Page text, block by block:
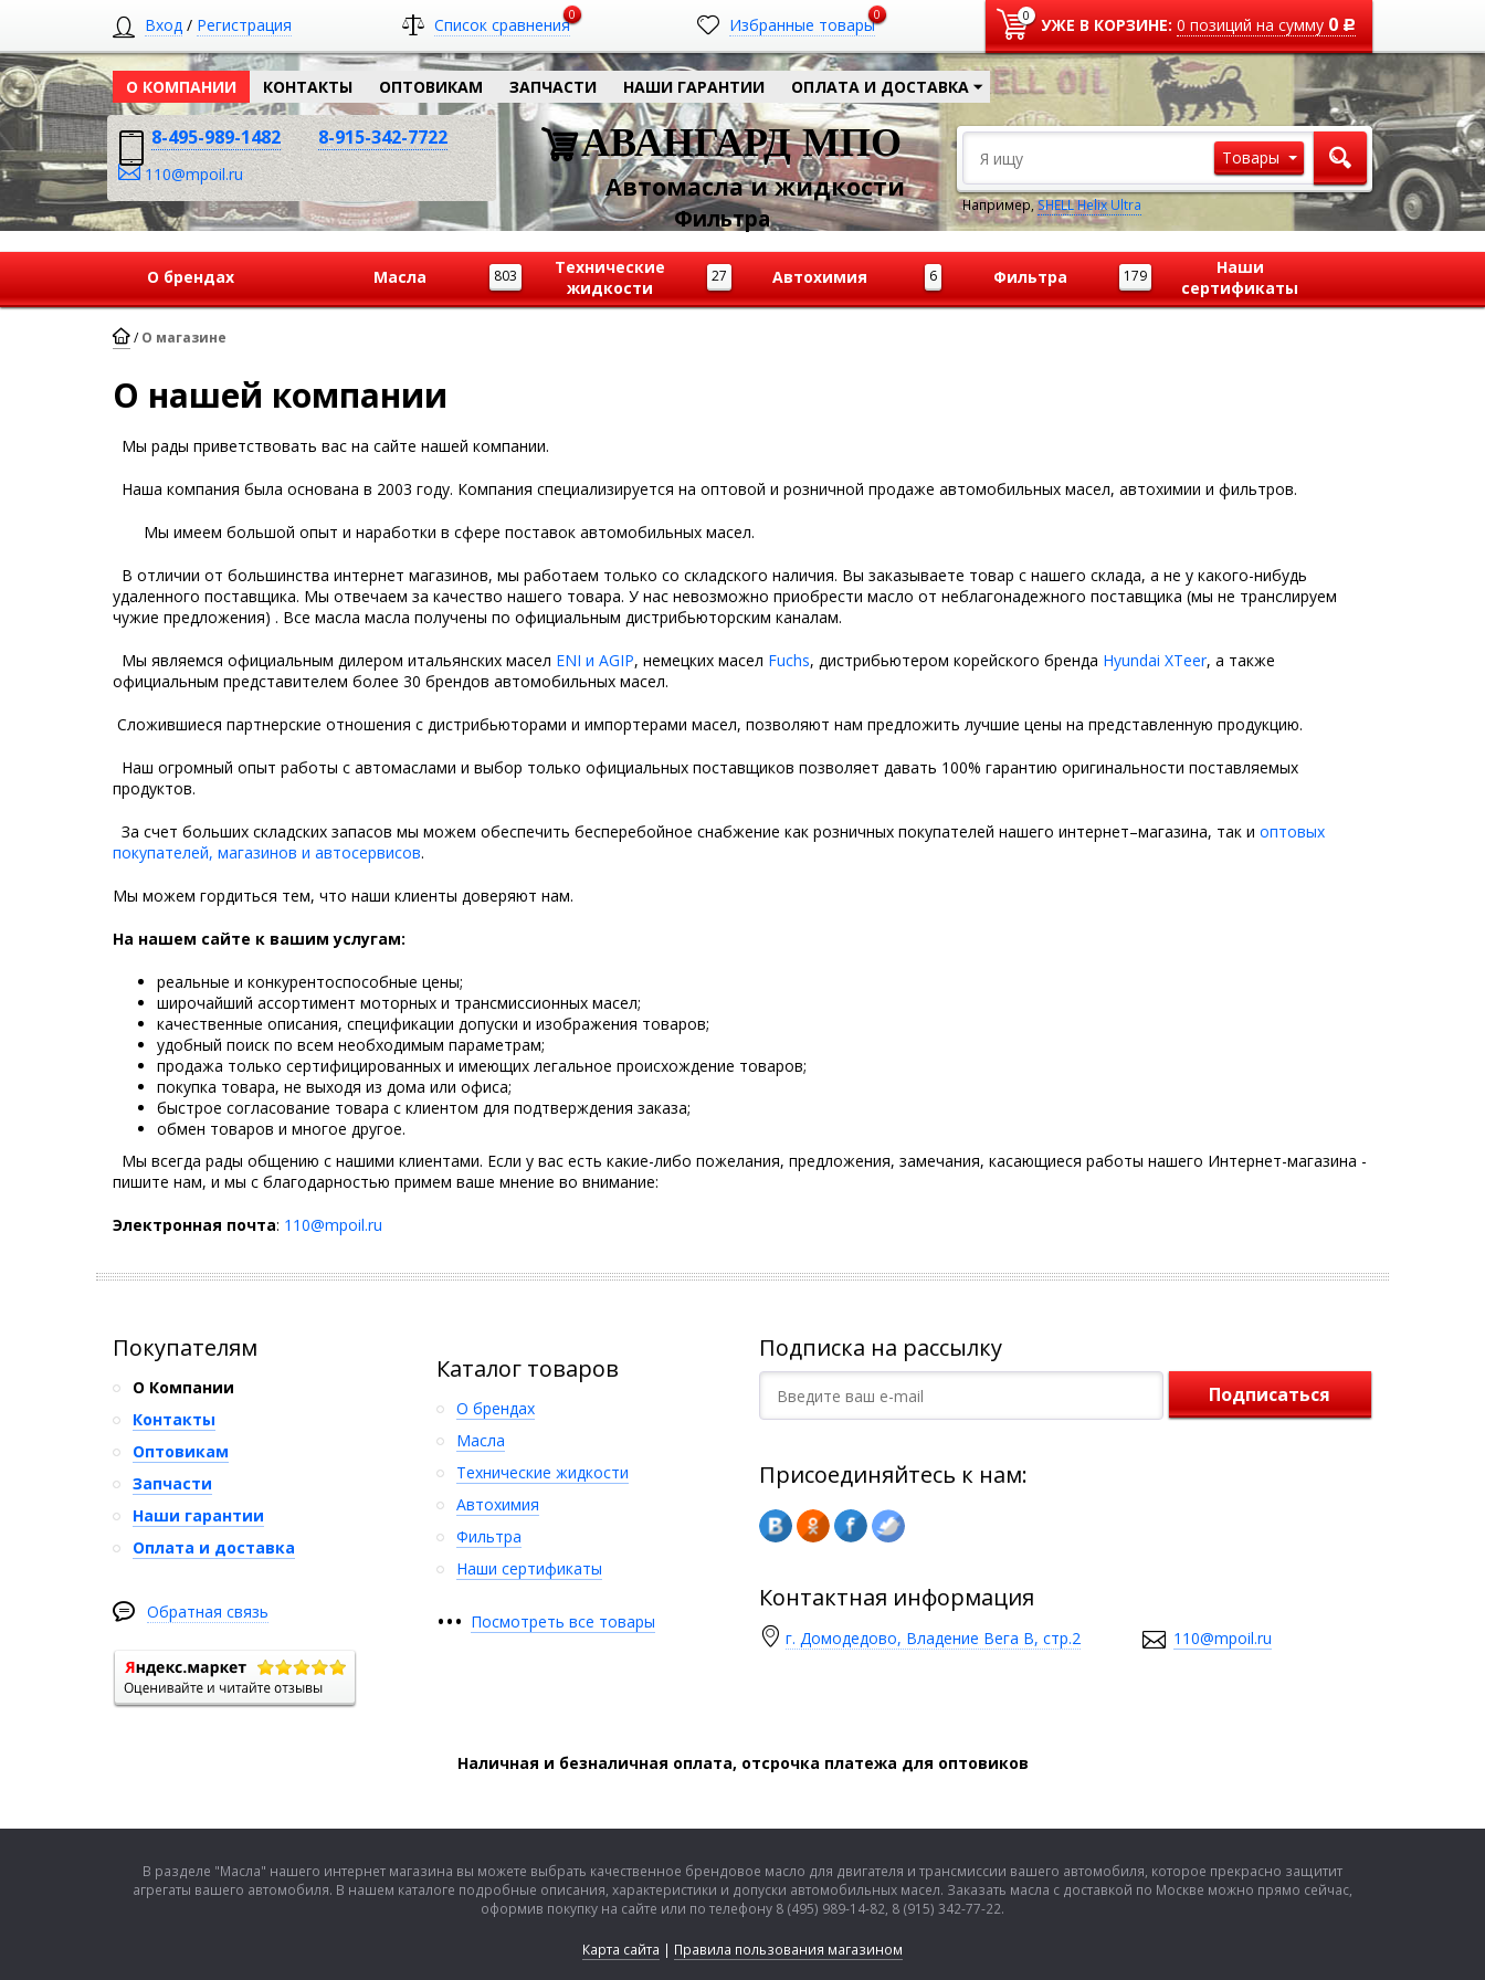
Вход / Регистрация Список сравнения0 Избранные товары0 0 УЖЕ В КОРЗИНЕ: 0 позиций на сумму 0 Р
О КОМПАНИИ КОНТАКТЫ ОПТОВИКАМ ЗАПЧАСТИ НАШИ ГАРАНТИИ ОПЛАТА И ДОСТАВКА
АВАНГАРД МПО
Автомасла и жидкости
Фильтра
8-495-989-1482 8-915-342-7722
110@mpoil.ru
Товары
Например,SHELL Helix Ultra
О брендах 803
Масла 27
Технические
жидкости
6
Автохимия 179
Фильтра
Наши
сертификаты
/ О магазине
О нашей компании
Мы рады приветствовать вас на сайте нашей компании.
Наша компания была основана в 2003 году. Компания специализируется на оптовой и розничной продаже автомобильных масел, автохимии и фильтров.
Мы имеем большой опыт и наработки в сфере поставок автомобильных масел.
В отличии от большинства интернет магазинов, мы работаем только со складского наличия. Вы заказываете товар с нашего склада, а не у какого-нибудь
удаленного поставщика. Мы отвечаем за качество нашего товара. У нас невозможно приобрести масло от неблагонадежного поставщика (мы не транслируем
чужие предложения) . Все масла масла получены по официальным дистрибьюторским каналам.
Мы являемся официальным дилером итальянских масел ENI и AGIP, немецких масел Fuchs, дистрибьютером корейского бренда Hyundai XTeer, а также
официальным представителем более 30 брендов автомобильных масел.
Сложившиеся партнерские отношения с дистрибьюторами и импортерами масел, позволяют нам предложить лучшие цены на представленную продукцию.
Наш огромный опыт работы с автомаслами и выбор только официальных поставщиков позволяет давать 100% гарантию оригинальности поставляемых
продуктов.
За счет больших складских запасов мы можем обеспечить бесперебойное снабжение как розничных покупателей нашего интернет–магазина, так и оптовых
покупателей, магазинов и автосервисов.
Мы можем гордиться тем, что наши клиенты доверяют нам.
На нашем сайте к вашим услугам:
реальные и конкурентоспособные цены;
широчайший ассортимент моторных и трансмиссионных масел;
качественные описания, спецификации допуски и изображения товаров;
удобный поиск по всем необходимым параметрам;
продажа только сертифицированных и имеющих легальное происхождение товаров;
покупка товара, не выходя из дома или офиса;
быстрое согласование товара с клиентом для подтверждения заказа;
обмен товаров и многое другое.
Мы всегда рады общению с нашими клиентами. Если у вас есть какие-либо пожелания, предложения, замечания, касающиеся работы нашего Интернет-магазина -
пишите нам, и мы с благодарностью примем ваше мнение во внимание:
Электронная почта: 110@mpoil.ru
Покупателям
О Компании
Контакты
Оптовикам
Запчасти
Наши гарантии
Оплата и доставка
Обратная связь
Каталог товаров
О брендах
Масла
Технические жидкости
Автохимия
Фильтра
Наши сертификаты
••• Посмотреть все товары
Подписка на рассылку
Подписаться
Присоединяйтесь к нам:
Контактная информация
г. Домодедово, Владение Вега В, стр.2 110@mpoil.ru
Наличная и безналичная оплата, отсрочка платежа для оптовиков
В разделе "Масла" нашего интернет магазина вы можете выбрать качественное брендовое масло для двигателя и трансмиссии вашего автомобиля, которое прекрасно защитит
агрегаты вашего автомобиля. В нашем каталоге подробные описания, характеристики и допуски автомобильных масел. Заказать масла с доставкой по Москве можно прямо сейчас,
оформив покупку на сайте или по телефону 8 (495) 989-14-82, 8 (915) 342-77-22.
Карта сайта | Правила пользования магазином